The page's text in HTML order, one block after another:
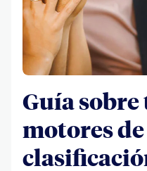
Guía
motores